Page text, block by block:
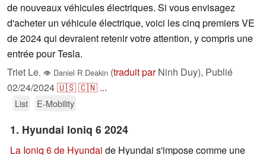
de nouveaux véhicules électriques. Si vous envisagez
d'acheter un véhicule électrique, voici les cinq premiers VE
de 2024 qui devraient retenir votre attention, y compris une
entrée pour Tesla.
Triet Le, 👁 Daniel R Deakin (traduit parNinh Duy), Publié
02/24/2024🇺🇸🇨🇳 ...
List E-Mobility
1. Hyundai Ioniq 6 2024
La Ioniq 6 de Hyundai de Hyundai s'impose comme une